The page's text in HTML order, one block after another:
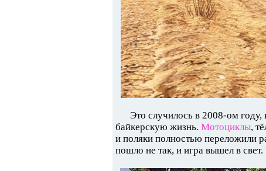
Это случилось в 2008-ом году,
байкерскую жизнь. Мотоциклы,
и поляки полностью переложили
пошло не так, и игра вышел в